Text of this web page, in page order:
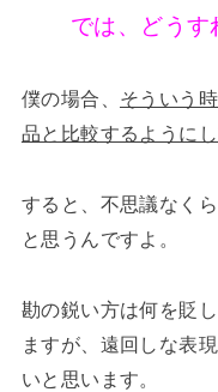
では、どうす
僕の場合、 そういう
品と比較するようにし
すると、不思議なく
と思うんですよ。
勘の鋭い方は何を貶
ますが、遠回しな表
いと思います。